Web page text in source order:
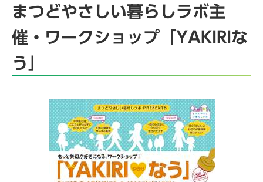
まつどやさしい暮らしラボ主
催・ワークショップ「YAKIRIな
う」